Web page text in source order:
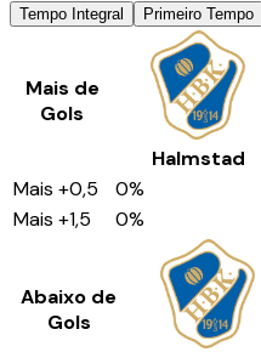
Tempo Integral
Primeiro Tempo
Mais de
Gols
Halmstad
Mais +0,5 0%
Mais +1,5 0%
Abaixo de
Gols